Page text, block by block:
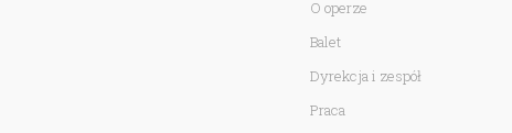
O operze
Balet
Dyrekcja i zespół
Praca